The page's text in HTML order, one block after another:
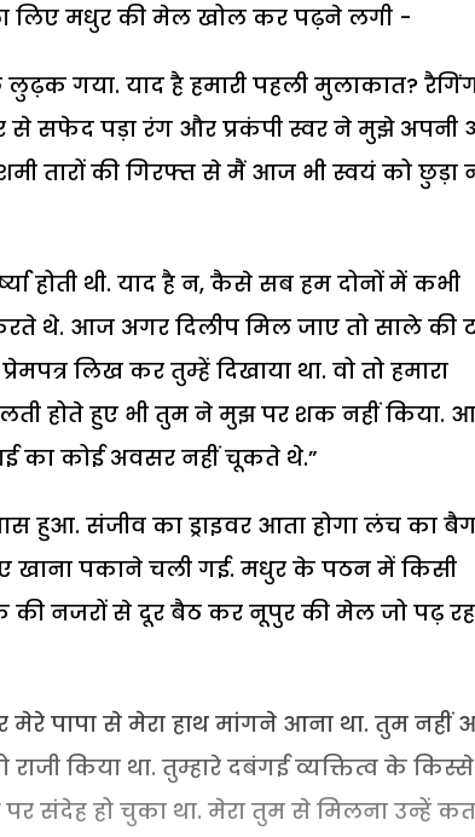
लिए मधुर की मेल खोल कर पढ़ने लगी -
गया. याद है हमारी पहली मुलाकात?
से सफेद पड़ा रंग और प्रकंपी स्वर ने मुझे अपनी
तारों की गिरफ्त से मैं आज भी स्वयं को छुड़ा
होती थी. याद है न, कैसे सब हम दोनों में कभी
थे. आज अगर दिलीप मिल जाए तो साले की
लिख कर तुम्हें दिखाया था. वो तो हमारा
होते हुए भी तुम ने मुझ पर शक नहीं किया.
का कोई अवसर नहीं चूकते थे.”
संजीव का ड्राइवर आता होगा लंच का
खाना पकाने चली गई. मधुर के पठन में किसी
की नजरों से दूर बैठ कर नूपुर की मेल जो पढ़
पापा से मेरा हाथ मांगने आना था. तुम नहीं
किया था. तुम्हारे दबंगई व्यक्तित्व के
हो चुका था. मेरा तुम से मिलना उन्हें